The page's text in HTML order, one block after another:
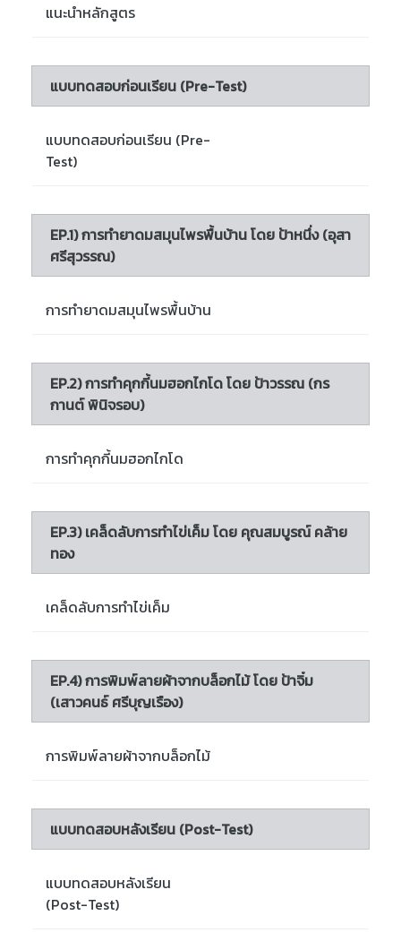
แนะนำหลักสูตร
แบบทดสอบก่อนเรียน (Pre-Test)
แบบทดสอบก่อนเรียน (Pre-
Test)
EP.1) การทำยาดมสมุนไพรพื้นบ้าน โดย ป้าหนึ่ง (อุสา
ศรีสุวรรณ)
การทำยาดมสมุนไพรพื้นบ้าน
EP.2) การทำคุกกี้นมฮอกไกโด โดย ป้าวรรณ (กร
กานต์ พินิจรอบ)
การทำคุกกี้นมฮอกไกโด
EP.3) เคล็ดลับการทำไข่เค็ม โดย คุณสมบูรณ์ คล้าย
ทอง
เคล็ดลับการทำไข่เค็ม
EP.4) การพิมพ์ลายผ้าจากบล็อกไม้ โดย ป้าจิ๋ม
(เสาวคนธ์ ศรีบุญเรือง)
การพิมพ์ลายผ้าจากบล็อกไม้
แบบทดสอบหลังเรียน (Post-Test)
แบบทดสอบหลังเรียน
(Post-Test)